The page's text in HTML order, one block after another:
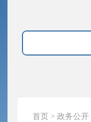
首页 > 政务公开